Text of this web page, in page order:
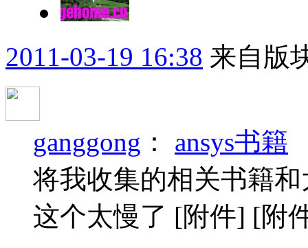
2011-03-19 16:38 来自版
ganggong ： ansys书籍
将我收集的相关书籍
这个太慢了 [附件] [附